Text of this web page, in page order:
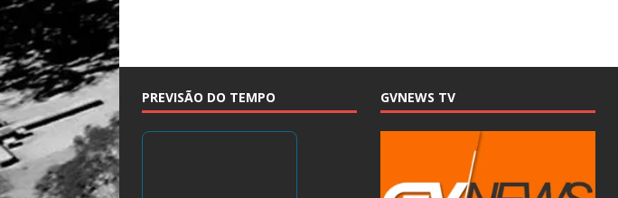
PREVISÃO DO TEMPO GVNEWS TV